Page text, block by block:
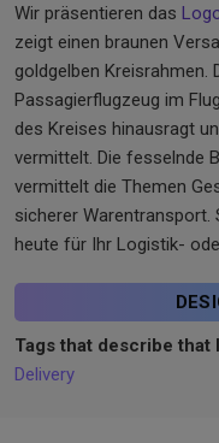
Wir präsentieren das
zeigt einen braunen
goldgelben Kreisrahmen.
Passagierflugzeug im
des Kreises hinausragt
vermittelt. Die fesselnde
vermittelt die Themen
sicherer Warentransport.
heute für Ihr Logistik-
Tags that describe that
Delivery